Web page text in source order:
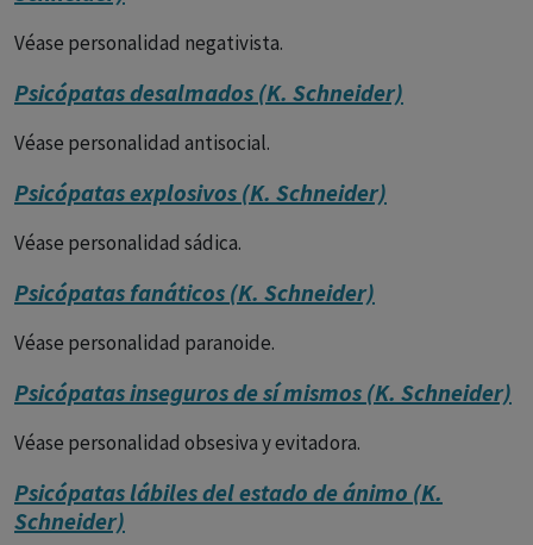
Véase personalidad negativista.
Psicópatas desalmados (K. Schneider)
Véase personalidad antisocial.
Psicópatas explosivos (K. Schneider)
Véase personalidad sádica.
Psicópatas fanáticos (K. Schneider)
Véase personalidad paranoide.
Psicópatas inseguros de sí mismos (K. Schneider)
Véase personalidad obsesiva y evitadora.
Psicópatas lábiles del estado de ánimo (K.
Schneider)